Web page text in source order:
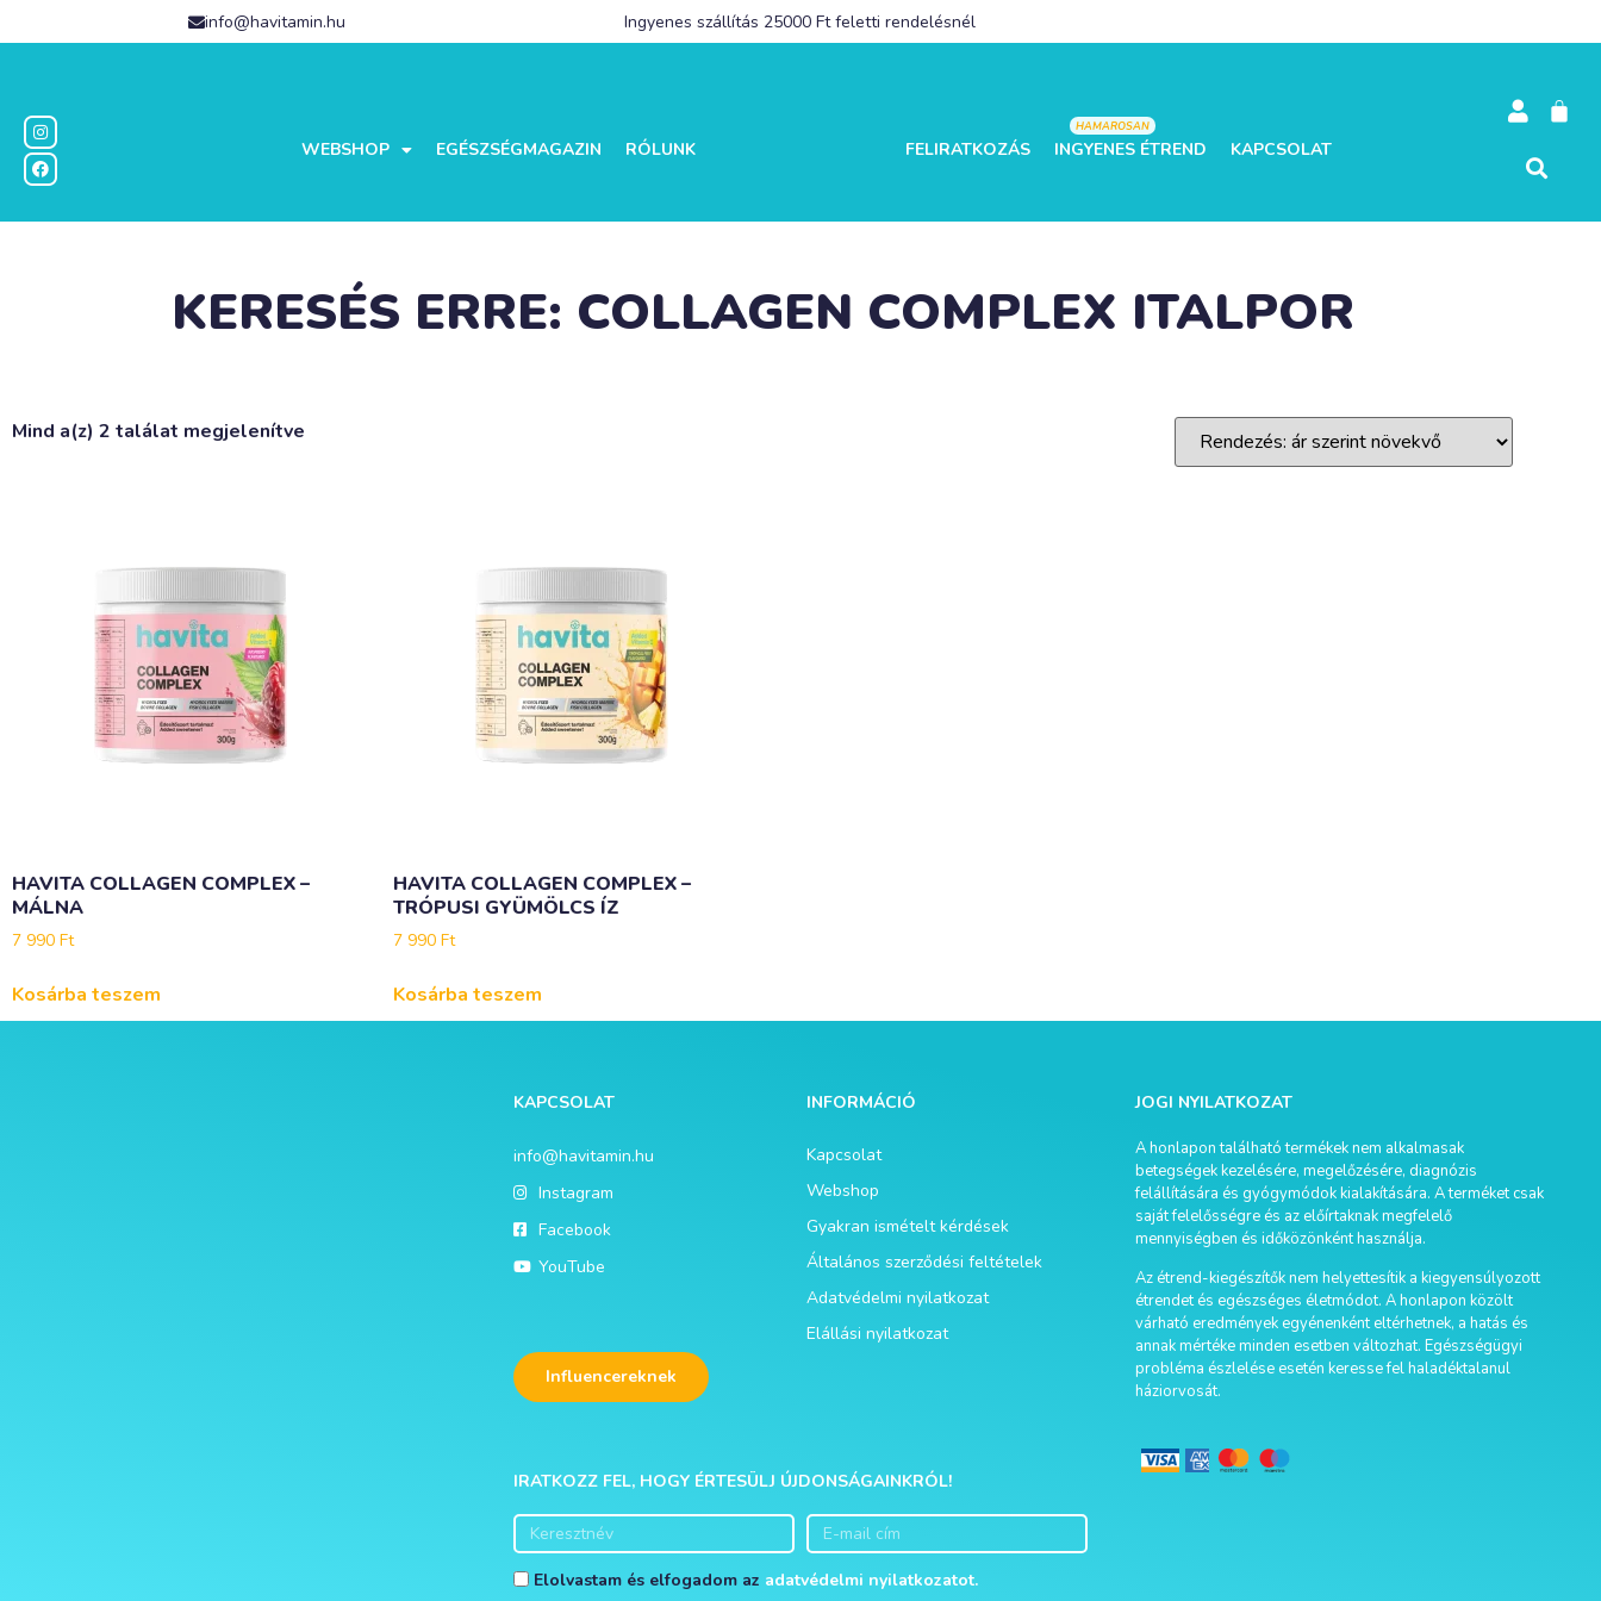
info@havitamin.hu Ingyenes szállítás 25000 Ft feletti rendelésnél
WEBSHOP EGÉSZSÉGMAGAZIN RÓLUNK
HAMAROSAN
FELIRATKOZÁS INGYENES ÉTREND KAPCSOLAT
KERESÉS ERRE: COLLAGEN COMPLEX ITALPOR
Mind a(z) 2 találat megjelenítve
HAVITA COLLAGEN COMPLEX –
MÁLNA
7 990 Ft
Kosárba teszem
HAVITA COLLAGEN COMPLEX –
TRÓPUSI GYÜMÖLCS ÍZ
7 990 Ft
Kosárba teszem
KAPCSOLAT
info@havitamin.hu
Instagram
Facebook
YouTube
INFORMÁCIÓ
Kapcsolat
Webshop
Gyakran ismételt kérdések
Általános szerződési feltételek
Adatvédelmi nyilatkozat
Elállási nyilatkozat
Influencereknek
IRATKOZZ FEL, HOGY ÉRTESÜLJ ÚJDONSÁGAINKRÓL!
Elolvastam és elfogadom az adatvédelmi nyilatkozatot.
JOGI NYILATKOZAT
A honlapon található termékek nem alkalmasak
betegségek kezelésére, megelőzésére, diagnózis
felállítására és gyógymódok kialakítására. A terméket csak
saját felelősségre és az előírtaknak megfelelő
mennyiségben és időközönként használja.
Az étrend-kiegészítők nem helyettesítik a kiegyensúlyozott
étrendet és egészséges életmódot. A honlapon közölt
várható eredmények egyénenként eltérhetnek, a hatás és
annak mértéke minden esetben változhat. Egészségügyi
probléma észlelése esetén keresse fel haladéktalanul
háziorvosát.